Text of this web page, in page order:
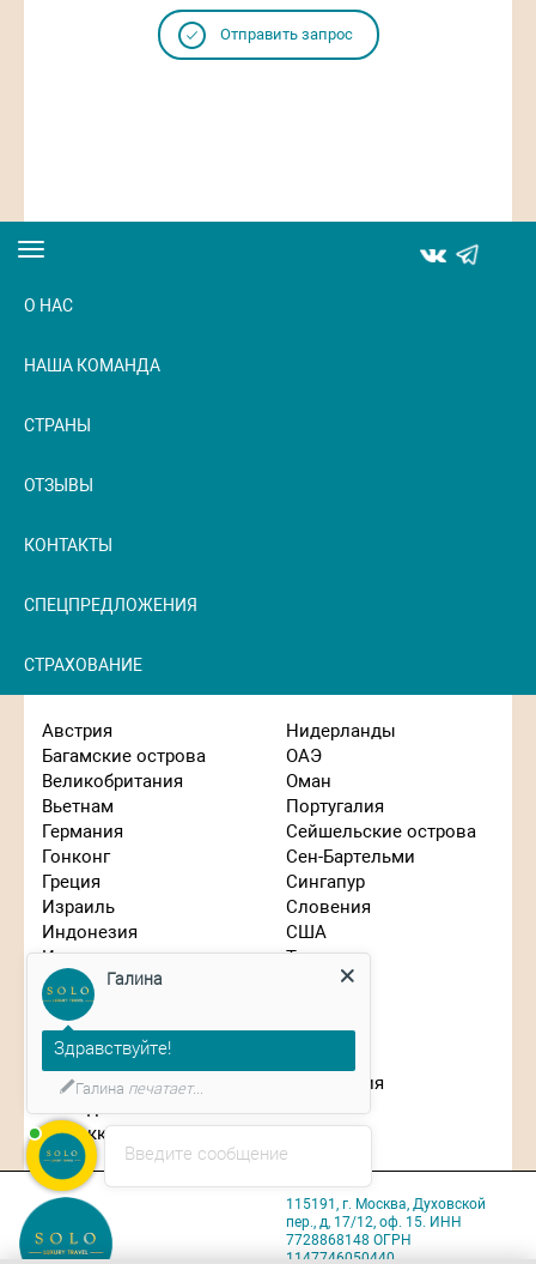
Отправить запрос
Toggle
О НАС
НАША КОМАНДА
СТРАНЫ
ОТЗЫВЫ
КОНТАКТЫ
СПЕЦПРЕДЛОЖЕНИЯ
СТРАХОВАНИЕ
Австрия
Багамские острова
Великобритания
Вьетнам
Германия
Гонконг
Греция
Израиль
Индонезия
Иордания
Испания
Италия
Кипр
Китай
Маврикий
Мальдивы
Марокко
Нидерланды
ОАЭ
Оман
Португалия
Сейшельские острова
Сен-Бартельми
Сингапур
Словения
США
Таиланд
Танзания
Франция
Швейцария
ЮАР
Япония
115191, г. Москва, Духовской
пер., д, 17/12, оф. 15. ИНН
7728868148 ОГРН
1147746050440
Введите сообщение
Галина
Здравствуйте!
Галина печатает...